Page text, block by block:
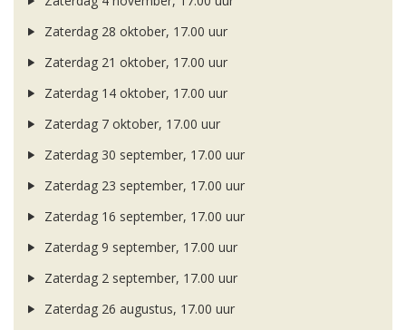
Zaterdag 28 oktober, 17.00 uur
Zaterdag 21 oktober, 17.00 uur
Zaterdag 14 oktober, 17.00 uur
Zaterdag 7 oktober, 17.00 uur
Zaterdag 30 september, 17.00 uur
Zaterdag 23 september, 17.00 uur
Zaterdag 16 september, 17.00 uur
Zaterdag 9 september, 17.00 uur
Zaterdag 2 september, 17.00 uur
Zaterdag 26 augustus, 17.00 uur